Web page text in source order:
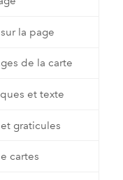
la page
de la carte
et texte
graticules
cartes